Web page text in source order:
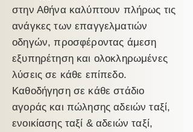
στην Αθήνα καλύπτουν πλήρως τις
ανάγκες των επαγγελματιών
οδηγών, προσφέροντας άμεση
εξυπηρέτηση και ολοκληρωμένες
λύσεις σε κάθε επίπεδο.
Καθοδήγηση σε κάθε στάδιο
αγοράς και πώλησης αδειών ταξί,
ενοικίασης ταξί &αδειών ταξί,